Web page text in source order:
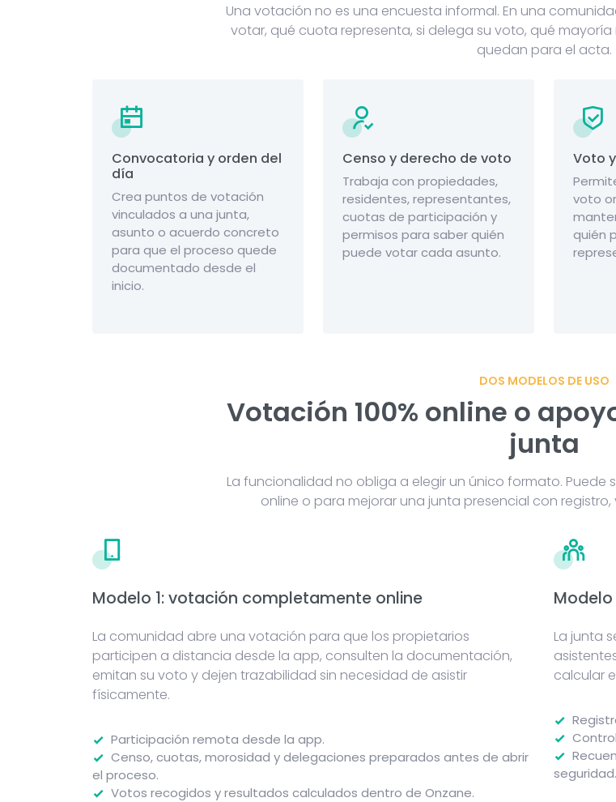
Una votación no es una encuesta informal. En una
votar, qué cuota representa, si delega su voto, qué
quedan para el acta.
Convocatoria y orden del
día
Crea puntos de votación
vinculados a una junta,
asunto o acuerdo concreto
para que el proceso quede
documentado desde el
inicio.
Censo y derecho de voto
Trabaja con propiedades,
residentes, representantes,
cuotas de participación y
permisos para saber quién
puede votar cada asunto.
Voto
voto
quién
DOS MODELOS DE USO
Votación 100% online o
junta
La funcionalidad no obliga a elegir un único formato.
online o para mejorar una junta presencial con
Modelo 1: votación completamente online
La comunidad abre una votación para que los propietarios
participen a distancia desde la app, consulten la documentación,
emitan su voto y dejen trazabilidad sin necesidad de asistir
físicamente.
Participación remota desde la app.
Censo, cuotas, morosidad y delegaciones preparados antes de abrir
el proceso.
Votos recogidos y resultados calculados dentro de Onzane.
La junta
calcular
seguridad.